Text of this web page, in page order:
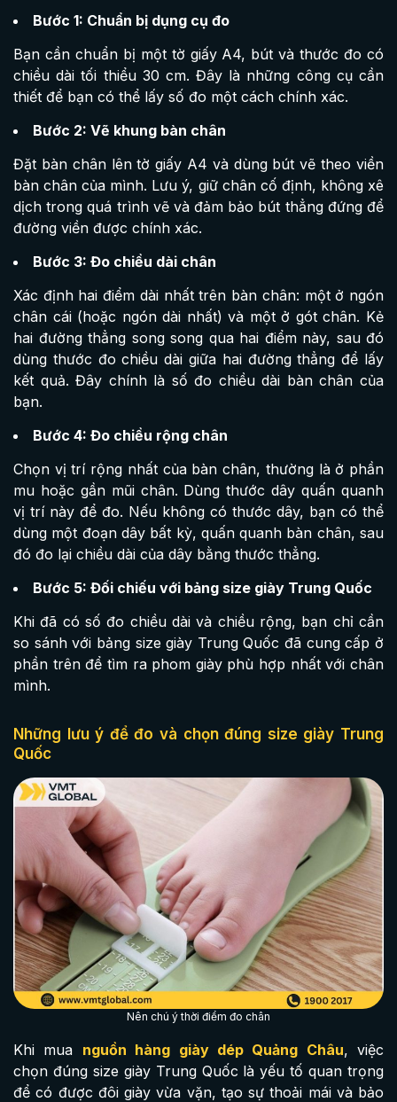
Bước 1: Chuẩn bị dụng cụ đo
Bạn cần chuẩn bị một tờ giấy A4, bút và thước đo có
chiều dài tối thiểu 30 cm. Đây là những công cụ cần
thiết để bạn có thể lấy số đo một cách chính xác.
Bước 2: Vẽ khung bàn chân
Đặt bàn chân lên tờ giấy A4 và dùng bút vẽ theo viền
bàn chân của mình. Lưu ý, giữ chân cố định, không xê
dịch trong quá trình vẽ và đảm bảo bút thẳng đứng để
đường viền được chính xác.
Bước 3: Đo chiều dài chân
Xác định hai điểm dài nhất trên bàn chân: một ở ngón
chân cái (hoặc ngón dài nhất) và một ở gót chân. Kẻ
hai đường thẳng song song qua hai điểm này, sau đó
dùng thước đo chiều dài giữa hai đường thẳng để lấy
kết quả. Đây chính là số đo chiều dài bàn chân của
bạn.
Bước 4: Đo chiều rộng chân
Chọn vị trí rộng nhất của bàn chân, thường là ở phần
mu hoặc gần mũi chân. Dùng thước dây quấn quanh
vị trí này để đo. Nếu không có thước dây, bạn có thể
dùng một đoạn dây bất kỳ, quấn quanh bàn chân, sau
đó đo lại chiều dài của dây bằng thước thẳng.
Bước 5: Đối chiếu với bảng size giày Trung Quốc
Khi đã có số đo chiều dài và chiều rộng, bạn chỉ cần
so sánh với bảng size giày Trung Quốc đã cung cấp ở
phần trên để tìm ra phom giày phù hợp nhất với chân
mình.
Những lưu ý để đo và chọn đúng size giày Trung
Quốc
Nên chú ý thời điểm đo chân
Khi mua nguồn hàng giày dép Quảng Châu, việc
chọn đúng size giày Trung Quốc là yếu tố quan trọng
để có được đôi giày vừa vặn, tạo sự thoải mái và bảo